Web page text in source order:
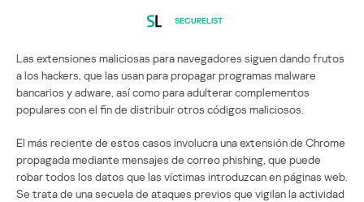
SECURELIST
Las extensiones maliciosas para navegadores siguen dando frutos
a los hackers, que las usan para propagar programas malware
bancarios y adware, así como para adulterar complementos
populares con el fin de distribuir otros códigos maliciosos.
El más reciente de estos casos involucra una extensión de Chrome
propagada mediante mensajes de correo phishing, que puede
robar todos los datos que las víctimas introduzcan en páginas web.
Se trata de una secuela de ataques previos que vigilan la actividad